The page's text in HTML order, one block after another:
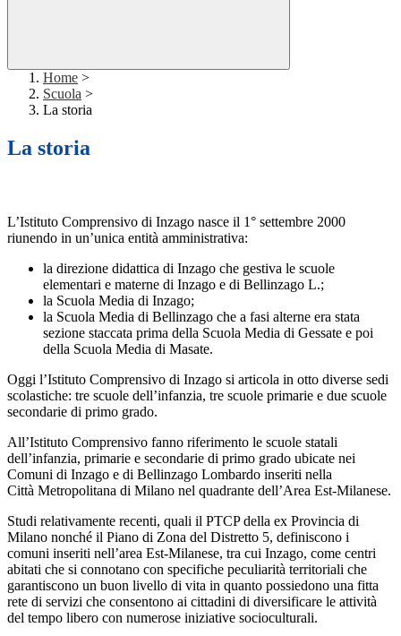
Home >
Scuola >
La storia
La storia
L’Istituto Comprensivo di Inzago nasce il 1° settembre 2000
riunendo in un’unica entità amministrativa:
la direzione didattica di Inzago che gestiva le scuole
elementari e materne di Inzago e di Bellinzago L.;
la Scuola Media di Inzago;
la Scuola Media di Bellinzago che a fasi alterne era stata
sezione staccata prima della Scuola Media di Gessate e poi
della Scuola Media di Masate.
Oggi l’Istituto Comprensivo di Inzago si articola in otto diverse sedi
scolastiche: tre scuole dell’infanzia, tre scuole primarie e due scuole
secondarie di primo grado.
All’Istituto Comprensivo fanno riferimento le scuole statali
dell’infanzia, primarie e secondarie di primo grado ubicate nei
Comuni di Inzago e di Bellinzago Lombardo inseriti nella
Città Metropolitana di Milano nel quadrante dell’Area Est-Milanese.
Studi relativamente recenti, quali il PTCP della ex Provincia di
Milano nonché il Piano di Zona del Distretto 5, definiscono i
comuni inseriti nell’area Est-Milanese, tra cui Inzago, come centri
abitati che si connotano con specifiche peculiarità territoriali che
garantiscono un buon livello di vita in quanto possiedono una fitta
rete di servizi che consentono ai cittadini di diversificare le attività
del tempo libero con numerose iniziative socioculturali.